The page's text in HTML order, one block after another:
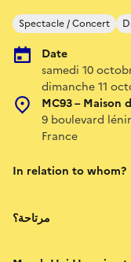
Spectacle / Concert
Date
samedi 10
dimanche 11
MC93 – Maison
9 boulevard
France
In relation to whom?
مرتاحة؟